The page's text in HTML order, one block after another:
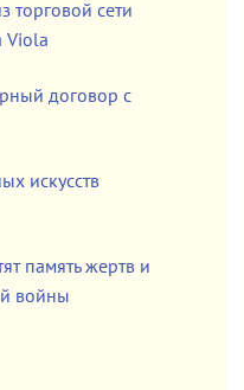
торговой сети
Viola
договор с
искусств
память жертв и
войны